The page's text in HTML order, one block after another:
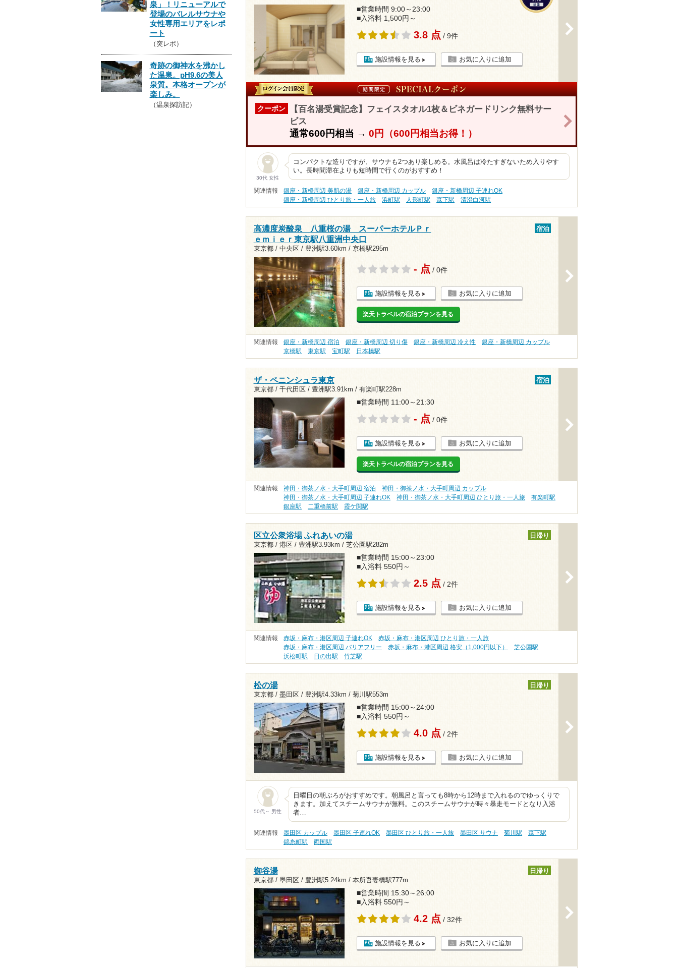
■営業時間 9:00～23:00
■入浴料 1,500円～
3.8 点 / 9件
施設情報を見る お気に入りに追加
クーポン
【百名湯受賞記念】フェイスタオル1枚＆ビネガードリンク無料サー
ビス
通常600円相当→ 0円（600円相当お得！）
30代 女性
コンパクトな造りですが、サウナも2つあり楽しめる。水風呂は冷たすぎないため入りやす
い。長時間滞在よりも短時間で行くのがおすすめ！
関連情報 銀座・新橋周辺 美肌の湯 銀座・新橋周辺 カップル
銀座・新橋周辺 子連れOK
銀座・新橋周辺 ひとり旅・一人旅
浜町駅 人形町駅 森下駅 清澄白河駅
高濃度炭酸泉 八重桜の湯 スーパーホテルＰｒ
ｅｍｉｅｒ東京駅八重洲中央口
東京都 / 中央区 / 豊洲駅3.60km / 京橋駅295m
宿泊
- 点 / 0件
施設情報を見る お気に入りに追加
楽天トラベルの宿泊プランを見る
関連情報 銀座・新橋周辺 宿泊 銀座・新橋周辺 切り傷 銀座・新橋周辺 冷え性
銀座・新橋周辺 カップル
京橋駅
東京駅 宝町駅 日本橋駅
ザ・ペニンシュラ東京
東京都 / 千代田区 / 豊洲駅3.91km / 有楽町駅228m
宿泊
■営業時間 11:00～21:30
- 点 / 0件
施設情報を見る お気に入りに追加
楽天トラベルの宿泊プランを見る
関連情報 神田・御茶ノ水・大手町周辺 宿泊
神田・御茶ノ水・大手町周辺 カップル
神田・御茶ノ水・大手町周辺 子連れOK
神田・御茶ノ水・大手町周辺 ひとり旅・一人旅
有楽町駅
銀座駅
二重橋前駅 霞ケ関駅
区立公衆浴場 ふれあいの湯
東京都 / 港区 / 豊洲駅3.93km / 芝公園駅282m
日帰り
■営業時間 15:00～23:00
■入浴料 550円～
2.5 点 / 2件
施設情報を見る お気に入りに追加
関連情報 赤坂・麻布・港区周辺 子連れOK
赤坂・麻布・港区周辺 ひとり旅・一人旅
赤坂・麻布・港区周辺 バリアフリー
赤坂・麻布・港区周辺 格安（1,000円以下）
芝公園駅
浜松町駅
日の出駅 竹芝駅
松の湯
東京都 / 墨田区 / 豊洲駅4.33km / 菊川駅553m
日帰り
■営業時間 15:00～24:00
■入浴料 550円～
4.0 点 / 2件
施設情報を見る お気に入りに追加
50代～ 男性
日曜日の朝ぶろがおすすめです。朝風呂と言っても8時から12時まで入れるのでゆっくりで
きます。加えてスチームサウナが無料。このスチームサウナが時々暴走モードとなり入浴
者…
関連情報 墨田区 カップル 墨田区 子連れOK 墨田区 ひとり旅・一人旅 墨田区 サウナ 菊川駅
森下駅
錦糸町駅
両国駅
御谷湯
東京都 / 墨田区 / 豊洲駅5.24km / 本所吾妻橋駅777m
日帰り
■営業時間 15:30～26:00
■入浴料 550円～
4.2 点 / 32件
施設情報を見る お気に入りに追加
泉」！リニューアルで
登場のバレルサウナや
女性専用エリアをレポ
ート
（突レポ）
奇跡の御神水を沸かし
た温泉。pH9.6の美人
泉質。本格オープンが
楽しみ。
（温泉探訪記）